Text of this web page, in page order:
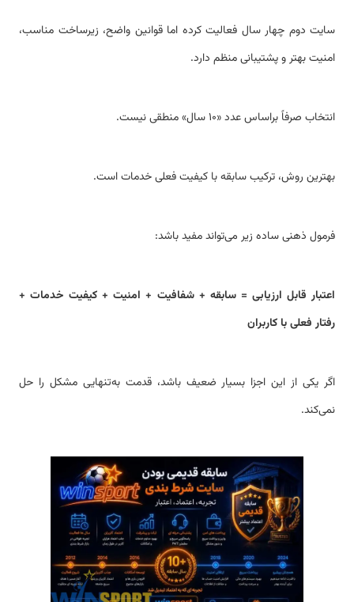
سایت دوم چهار سال فعالیت کرده اما قوانین واضح، زیرساخت مناسب،
امنیت بهتر و پشتیبانی منظم دارد.
انتخاب صرفاً براساس عدد «۱۰ سال» منطقی نیست.
بهترین روش، ترکیب سابقه با کیفیت فعلی خدمات است.
فرمول ذهنی ساده زیر می‌تواند مفید باشد:
اعتبار قابل ارزیابی = سابقه + شفافیت + امنیت + کیفیت خدمات +
رفتار فعلی با کاربران
اگر یکی از این اجزا بسیار ضعیف باشد، قدمت به‌تنهایی مشکل را حل
نمی‌کند.